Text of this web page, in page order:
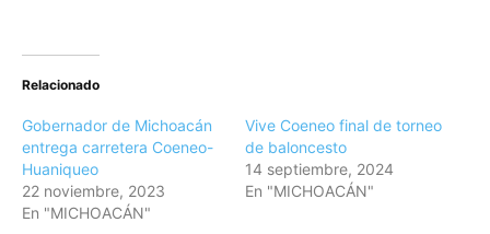
Relacionado
Gobernador de Michoacán
entrega carretera Coeneo-
Huaniqueo
22 noviembre, 2023
En "MICHOACÁN"
Vive Coeneo final de torneo
de baloncesto
14 septiembre, 2024
En "MICHOACÁN"